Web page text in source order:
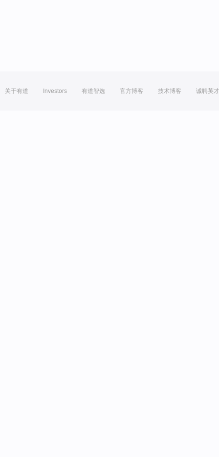
关于有道 Investors 有道智选 官方博客 技术博客 诚聘英才